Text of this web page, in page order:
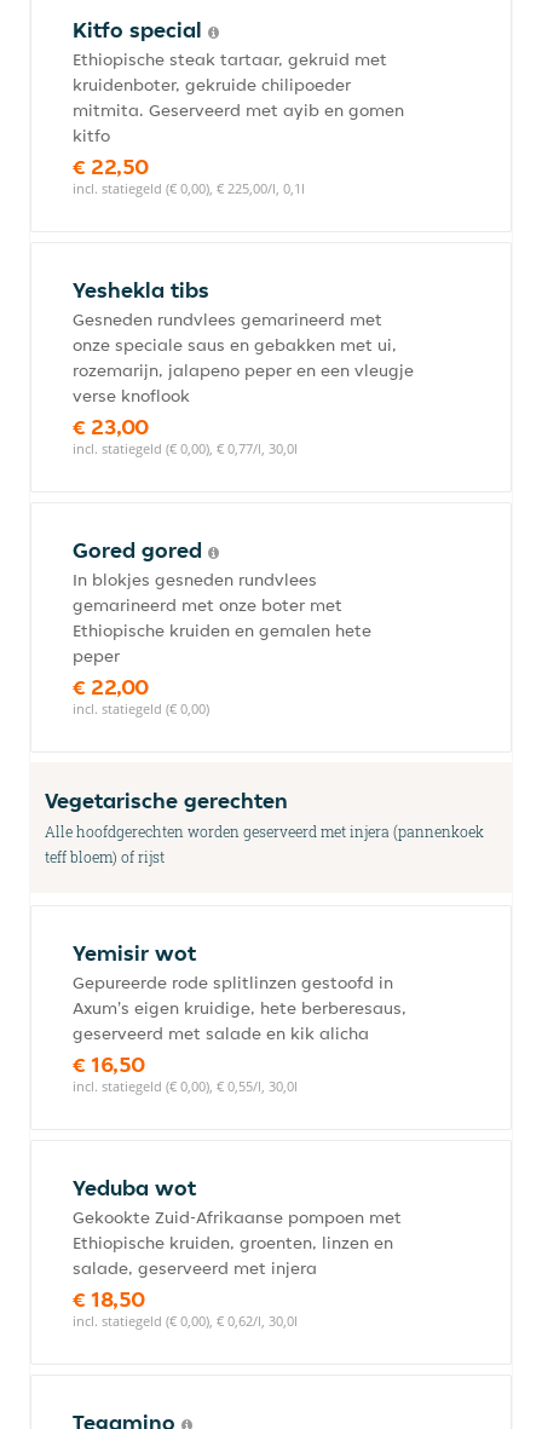
Kitfo special
Ethiopische steak tartaar, gekruid met
kruidenboter, gekruide chilipoeder
mitmita. Geserveerd met ayib en gomen
kitfo
€ 22,50
incl. statiegeld (€ 0,00), € 225,00/l, 0,1l
Yeshekla tibs
Gesneden rundvlees gemarineerd met
onze speciale saus en gebakken met ui,
rozemarijn, jalapeno peper en een vleugje
verse knoflook
€ 23,00
incl. statiegeld (€ 0,00), € 0,77/l, 30,0l
Gored gored
In blokjes gesneden rundvlees
gemarineerd met onze boter met
Ethiopische kruiden en gemalen hete
peper
€ 22,00
incl. statiegeld (€ 0,00)
Vegetarische gerechten
Alle hoofdgerechten worden geserveerd met injera (pannenkoek
teff bloem) of rijst
Yemisir wot
Gepureerde rode splitlinzen gestoofd in
Axum's eigen kruidige, hete berberesaus,
geserveerd met salade en kik alicha
€ 16,50
incl. statiegeld (€ 0,00), € 0,55/l, 30,0l
Yeduba wot
Gekookte Zuid-Afrikaanse pompoen met
Ethiopische kruiden, groenten, linzen en
salade, geserveerd met injera
€ 18,50
incl. statiegeld (€ 0,00), € 0,62/l, 30,0l
Tegamino